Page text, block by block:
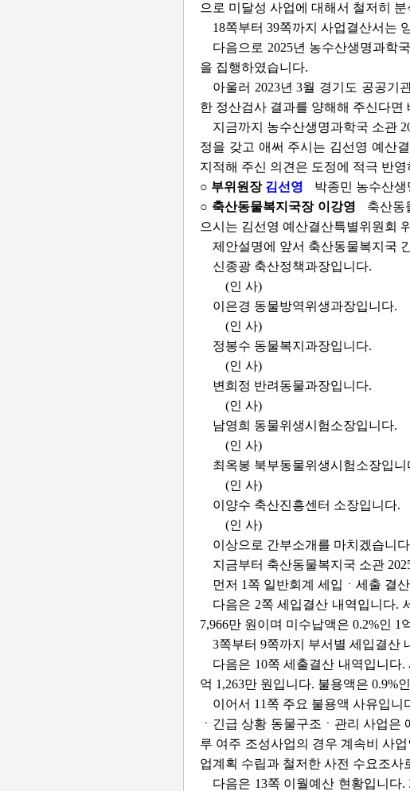
으로 미달성 사업에 대해서 철저히
18쪽부터 39쪽까지 사업결산서는
다음으로 2025년 농수산생명과학
을 집행하였습니다.
아울러 2023년 3월 경기도 공공기
한 정산검사 결과를 양해해 주신다
지금까지 농수산생명과학국 소관
정을 갖고 애써 주시는 김선영 예산
지적해 주신 의견은 도정에 적극 반
○ 부위원장 김선영
박종민 농수산
○ 축산동물복지국장 이강영
축산동
으시는 김선영 예산결산특별위원회
제안설명에 앞서 축산동물복지국
신종광 축산정책과장입니다.
(인 사)
이은경 동물방역위생과장입니다.
(인 사)
정봉수 동물복지과장입니다.
(인 사)
변희정 반려동물과장입니다.
(인 사)
남영희 동물위생시험소장입니다.
(인 사)
최옥봉 북부동물위생시험소장입니
(인 사)
이양수 축산진흥센터 소장입니다.
(인 사)
이상으로 간부소개를 마치겠습니
지금부터 축산동물복지국 소관
먼저 1쪽 일반회계 세입ㆍ세출 결
다음은 2쪽 세입결산 내역입니다.
7,966만 원이며 미수납액은 0.2%인 1
3쪽부터 9쪽까지 부서별 세입결산
다음은 10쪽 세출결산 내역입니다.
억 1,263만 원입니다. 불용액은 0.9%
이어서 11쪽 주요 불용액 사유입
ㆍ긴급 상황 동물구조ㆍ관리 사업
루 여주 조성사업의 경우 계속비 사
업계획 수립과 철저한 사전 수요조
다음은 13쪽 이월예산 현황입니다